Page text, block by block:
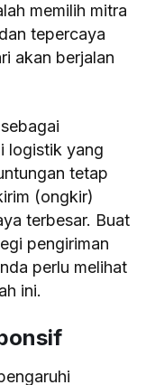
memilih mitra
tepercaya
akan berjalan
logistik yang
tetap
(ongkir)
terbesar. Buat
pengiriman
perlu melihat
ini.